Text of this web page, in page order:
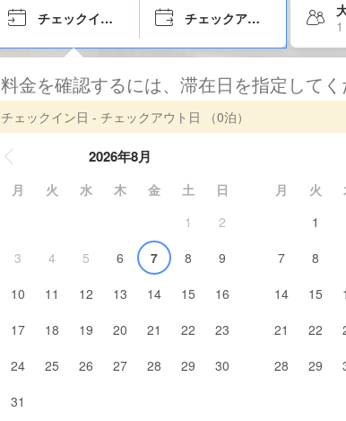
チェックイン日 チェックアウト日
料金を確認するには、滞在日を指定して
チェックイン日 - チェックアウト日 （0泊）
2026年8月
月 火 水 木 金 土
日
1
2
3
4 5 6 7 8
9
10
11 12 13 14 15
16
17
18 19 20 21 22
23
24
25 26 27 28 29
30
31
月 火
1
7
8
14
15
21
22
28
29